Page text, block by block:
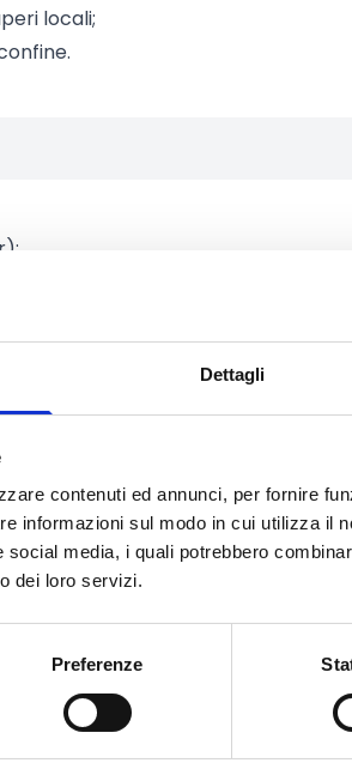
Dettagli
contenuti ed annunci, per fornire
informazioni sul modo in cui utilizza il
social media, i quali potrebbero
dei loro servizi.
Preferenze
locali;
soggetti giuridici operanti in
dell’opera o dalla
e/o
purché conformi
diritti necessari alla
dei contenuti